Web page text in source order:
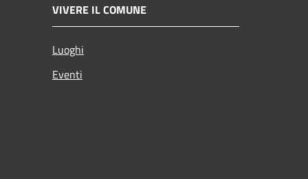
VIVERE IL COMUNE
Luoghi
Eventi